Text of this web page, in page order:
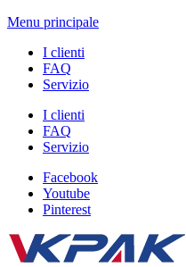
Menu principale
I clienti
FAQ
Servizio
I clienti
FAQ
Servizio
Facebook
Youtube
Pinterest